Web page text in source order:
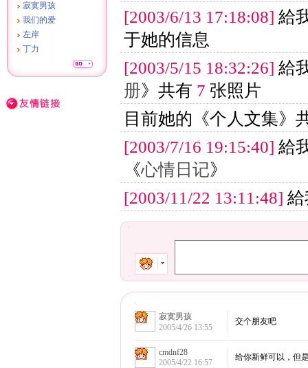
寂寞男孩
我们的爱
左岸
丁力
[2003/6/13 17:18:08] 給
于她的信息
[2003/5/15 18:32:26] 給
册》共有 7 张照片
目前她的《个人文集》
[2003/7/16 19:15:40] 給
《心情日记》
[2003/11/22 13:11:48] 給